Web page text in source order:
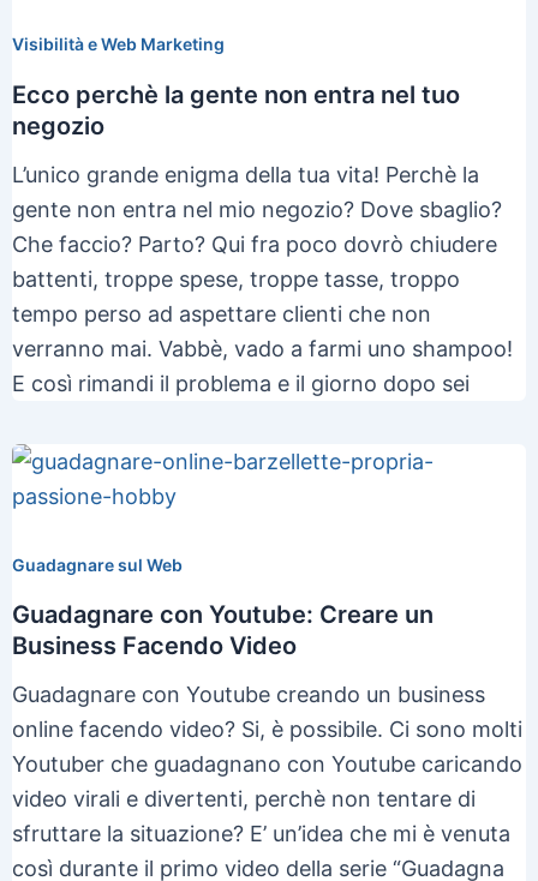
Visibilità e Web Marketing
Ecco perchè la gente non entra nel tuo
negozio
L’unico grande enigma della tua vita! Perchè la
gente non entra nel mio negozio? Dove sbaglio?
Che faccio? Parto? Qui fra poco dovrò chiudere
battenti, troppe spese, troppe tasse, troppo
tempo perso ad aspettare clienti che non
verranno mai. Vabbè, vado a farmi uno shampoo!
E così rimandi il problema e il giorno dopo sei
Guadagnare sul Web
Guadagnare con Youtube: Creare un
Business Facendo Video
Guadagnare con Youtube creando un business
online facendo video? Si, è possibile. Ci sono molti
Youtuber che guadagnano con Youtube caricando
video virali e divertenti, perchè non tentare di
sfruttare la situazione? E’ un’idea che mi è venuta
così durante il primo video della serie “Guadagna